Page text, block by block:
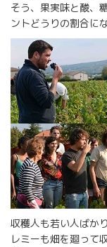
そう、果実味と酸、
ントどうりの割合に
収穫人も若い人ばか
レミーも畑を廻って